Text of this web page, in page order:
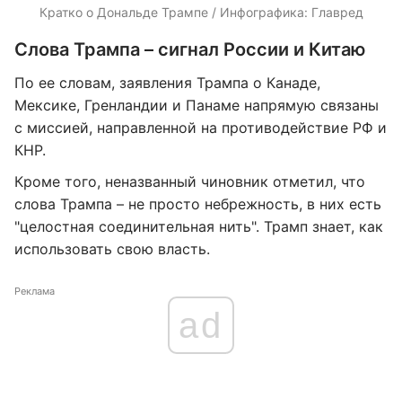
Кратко о Дональде Трампе / Инфографика: Главред
Слова Трампа – сигнал России и Китаю
По ее словам, заявления Трампа о Канаде,
Мексике, Гренландии и Панаме напрямую связаны
с миссией, направленной на противодействие РФ и
КНР.
Кроме того, неназванный чиновник отметил, что
слова Трампа – не просто небрежность, в них есть
"целостная соединительная нить". Трамп знает, как
использовать свою власть.
Реклама
ad